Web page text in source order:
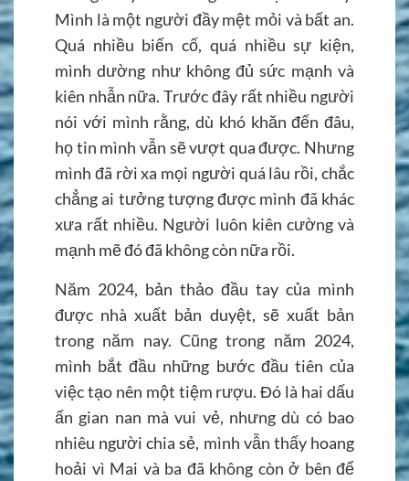
Mình là một người đầy mệt mỏi và bất an.
Quá nhiều biến cố, quá nhiều sự kiện,
mình dường như không đủ sức mạnh và
kiên nhẫn nữa. Trước đây rất nhiều người
nói với mình rằng, dù khó khăn đến đâu,
họ tin mình vẫn sẽ vượt qua được. Nhưng
mình đã rời xa mọi người quá lâu rồi, chắc
chẳng ai tưởng tượng được mình đã khác
xưa rất nhiều. Người luôn kiên cường và
mạnh mẽ đó đã không còn nữa rồi.
Năm 2024, bản thảo đầu tay của mình
được nhà xuất bản duyệt, sẽ xuất bản
trong năm nay. Cũng trong năm 2024,
mình bắt đầu những bước đầu tiên của
việc tạo nên một tiệm rượu. Đó là hai dấu
ấn gian nan mà vui vẻ, nhưng dù có bao
nhiêu người chia sẻ, mình vẫn thấy hoang
hoải vì Mai và ba đã không còn ở bên để